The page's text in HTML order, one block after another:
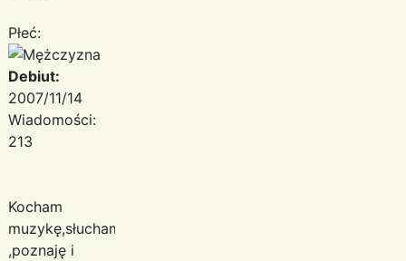
Płeć:
Debiut:
2007/11/14
Wiadomości:
213
Kocham
muzykę,słucham
,poznaję i